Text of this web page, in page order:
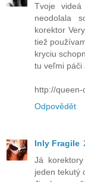
Tvoje
neodolala
korektor
tiež
kryciu
tu veľmi páči
http://
Odpovědět
Inly Fragile
Já
jeden tekutý